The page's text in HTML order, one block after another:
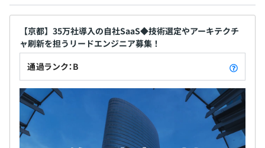
【京都】35万社導入の自社SaaS◆技術選定やアーキテクチ
ャ刷新を担うリードエンジニア募集！
通過ランク：B